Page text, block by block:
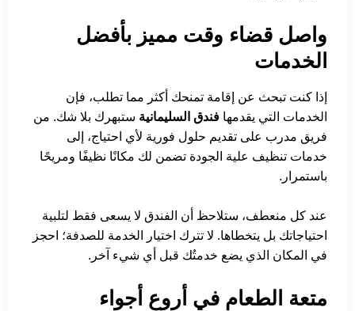
واصل قضاء وقت مميز بأفضل
الخدمات
إذا كنت تبحث عن إقامة تمنحك أكثر مما تطلب، فإن
الخدمات التي يقدمها فندق السليمانية ستبهرك بلا شك. من
فريق مدرب على تقديم حلول فورية لأي احتياج، إلى
خدمات تنظيف علية الجودة تضمن لك مكانًا نظيفًا ومريحًا
باستمرار.
عند كل منعطف، ستلاحظ أن الفندق لا يسعى فقط لتلبية
احتياجاتك بل يتخطاها. لا تترك اختيار الخدمة للصدفة؛ احجز
في المكان الذي يضع خدمتُك قبل أي شيء آخر.
متعة الطعام في أروع أجواء